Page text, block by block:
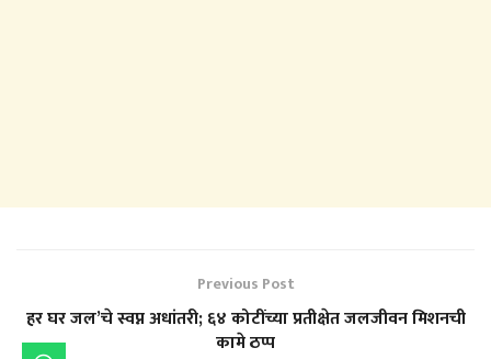
Previous Post
हर घर जल’चे स्वप्न अधांतरी; ६४ कोटींच्या प्रतीक्षेत जलजीवन मिशनची
कामे ठप्प